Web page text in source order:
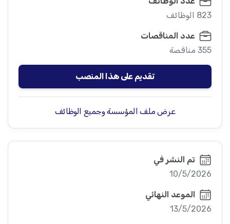
823 الوظائف
عدد المناقصات
355 مناقصة
تقديم على هذا المنصب
عرض ملف المؤسسة وجميع الوظائف
تم النشر في
10/5/2026
الموعد النهائي
13/5/2026